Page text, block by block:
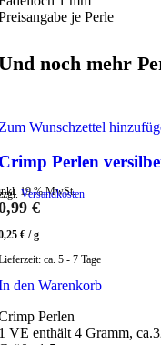
je Perle
noch mehr
Wunschzettel
Perlen
19 % MwSt.
Versandkosten
€
€ /g
ca. 5 - 7 Tage
den Warenkorb
Perlen
VE enthält 4 Gramm,